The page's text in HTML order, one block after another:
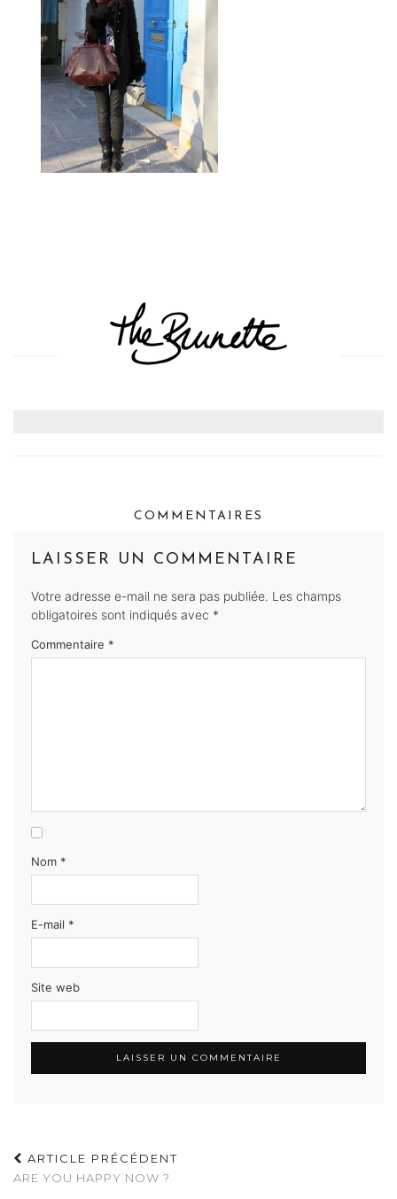
COMMENTAIRES
LAISSER UN COMMENTAIRE
Votre adresse e-mail ne sera pas publiée. Les champs
obligatoires sont indiqués avec *
Commentaire *
Nom *
E-mail *
Site web
ARTICLE PRÉCÉDENT
ARE YOU HAPPY NOW ?